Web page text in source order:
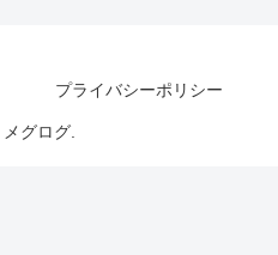
プライバシーポリシー
グログ.